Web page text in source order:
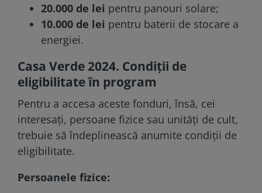
20.000 de lei pentru panouri solare;
10.000 de lei pentru baterii de stocare a
energiei.
Casa Verde 2024. Condiții de
eligibilitate în program
Pentru a accesa aceste fonduri, însă, cei
interesați, persoane fizice sau unități de cult,
trebuie să îndeplinească anumite condiții de
eligibilitate.
Persoanele fizice: